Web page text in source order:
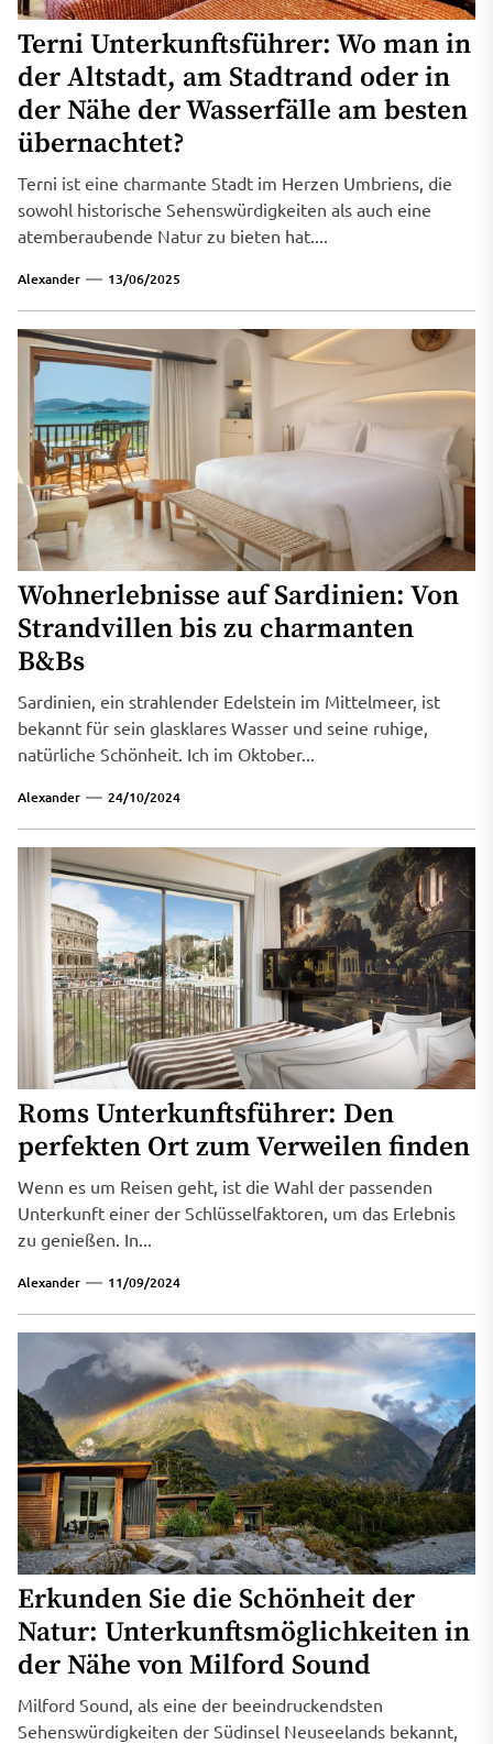
Terni Unterkunftsführer: Wo man in
der Altstadt, am Stadtrand oder in
der Nähe der Wasserfälle am besten
übernachtet?
Terni ist eine charmante Stadt im Herzen Umbriens, die
sowohl historische Sehenswürdigkeiten als auch eine
atemberaubende Natur zu bieten hat....
Alexander 13/06/2025
Wohnerlebnisse auf Sardinien: Von
Strandvillen bis zu charmanten
B&Bs
Sardinien, ein strahlender Edelstein im Mittelmeer, ist
bekannt für sein glasklares Wasser und seine ruhige,
natürliche Schönheit. Ich im Oktober...
Alexander 24/10/2024
Roms Unterkunftsführer: Den
perfekten Ort zum Verweilen finden
Wenn es um Reisen geht, ist die Wahl der passenden
Unterkunft einer der Schlüsselfaktoren, um das Erlebnis
zu genießen. In...
Alexander 11/09/2024
Erkunden Sie die Schönheit der
Natur: Unterkunftsmöglichkeiten in
der Nähe von Milford Sound
Milford Sound, als eine der beeindruckendsten
Sehenswürdigkeiten der Südinsel Neuseelands bekannt,